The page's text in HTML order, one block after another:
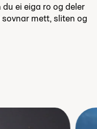
ei eiga ro og deler
mett, sliten og